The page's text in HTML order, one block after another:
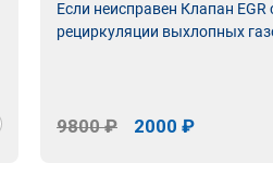
Если неисправен Клапан EGR
рециркуляции выхлопных
9800 ₽ 2000 ₽